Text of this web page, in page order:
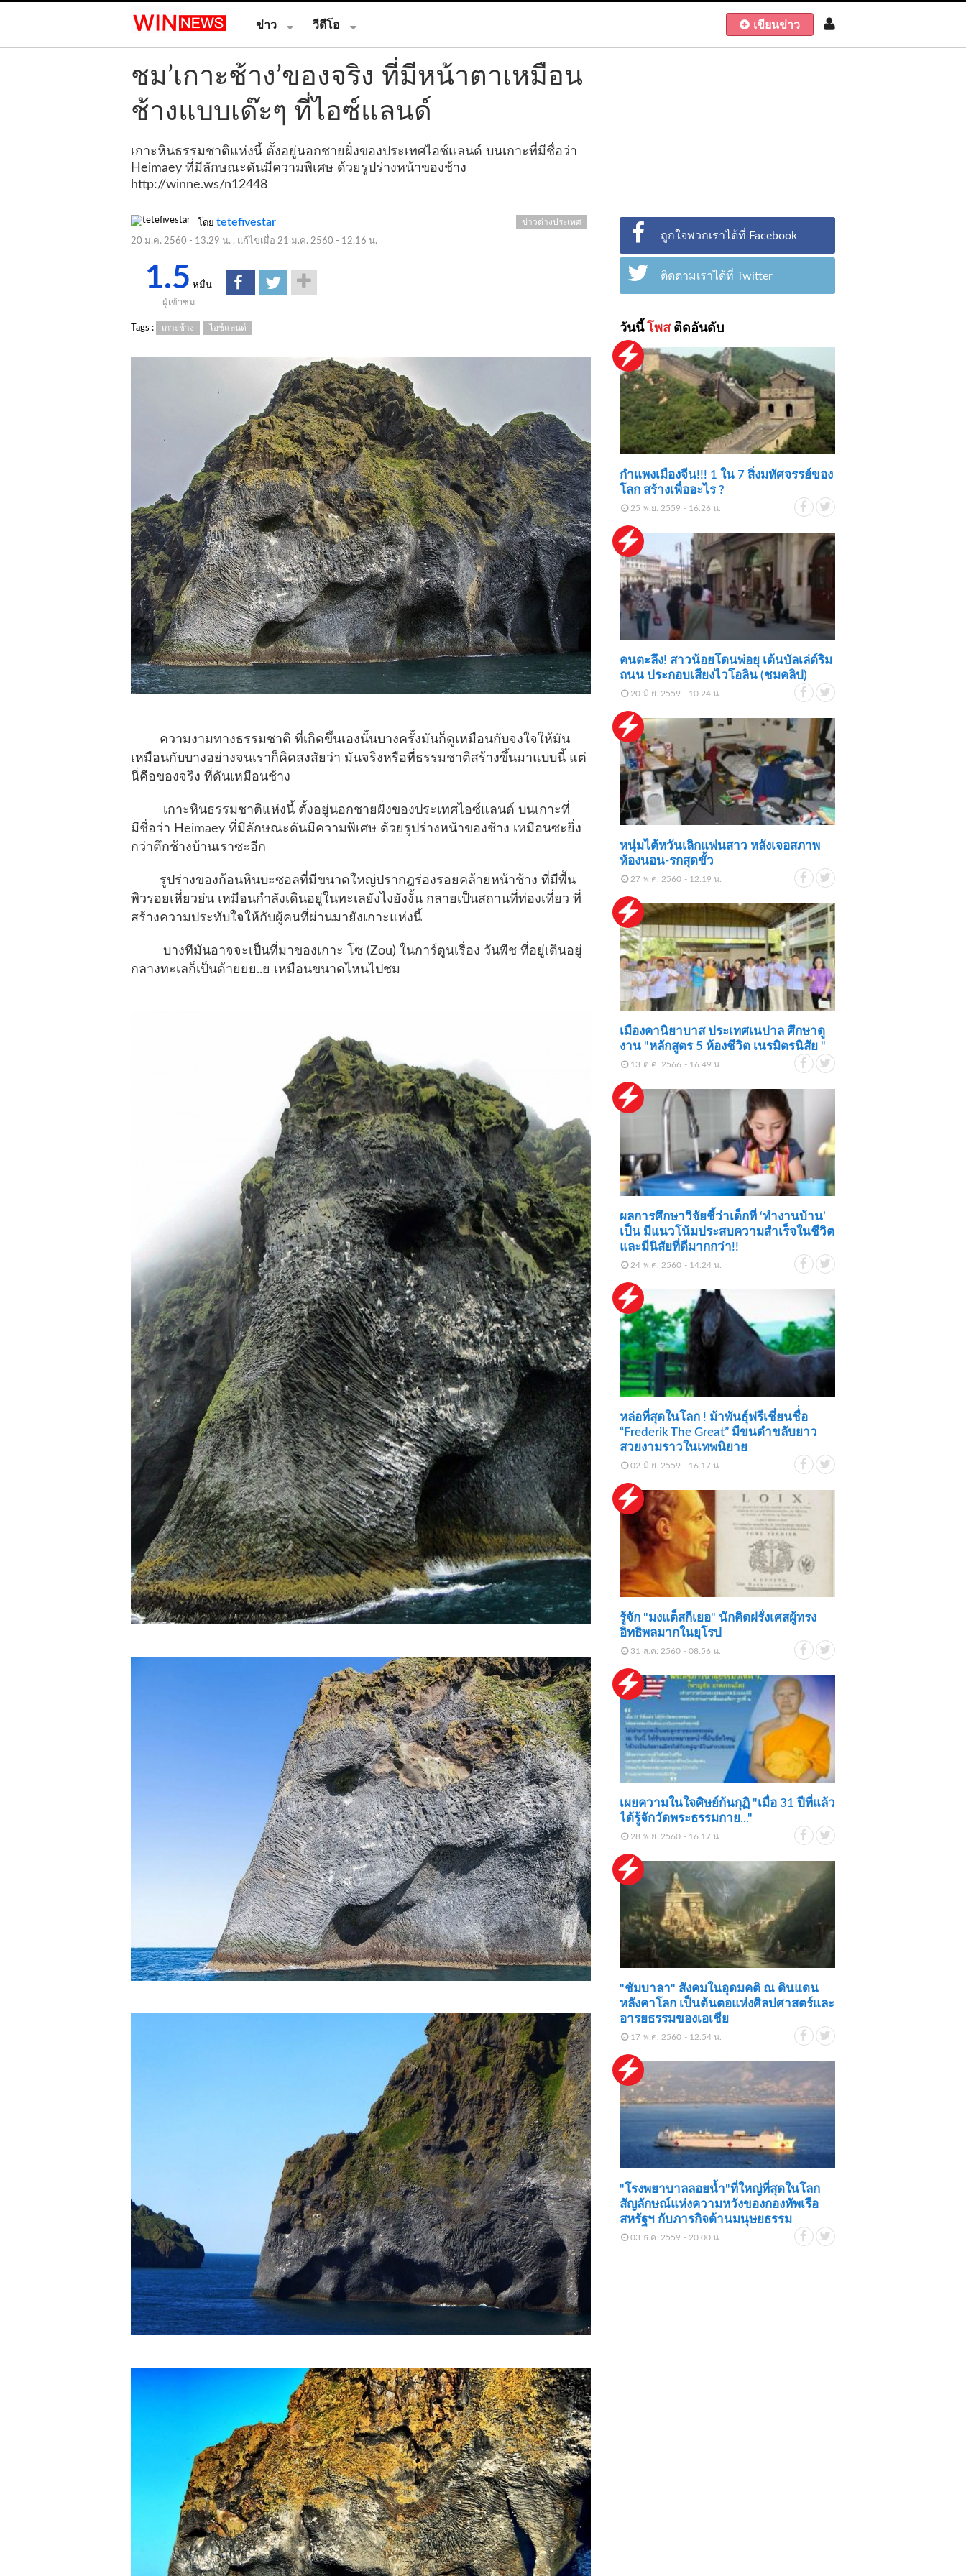
ข่าว วีดีโอ เขียนข่าว
ชม’เกาะช้าง’ของจริง ที่มีหน้าตาเหมือน
ช้างแบบเด๊ะๆ ที่ไอซ์แลนด์
เกาะหินธรรมชาติแห่งนี้ ตั้งอยู่นอกชายฝั่งของประเทศไอซ์แลนด์ บนเกาะที่มีชื่อว่า
Heimaey ที่มีลักษณะดันมีความพิเศษ ด้วยรูปร่างหน้าของช้าง
http://winne.ws/n12448
โดย tetefivestar
20 ม.ค. 2560 - 13.29 น. , แก้ไขเมื่อ 21 ม.ค. 2560 - 12.16 น.
ข่าวต่างประเทศ
1.5 หมื่น
ผู้เข้าชม
Tags : เกาะช้าง ไอซ์แลนด์
ความงามทางธรรมชาติ ที่เกิดขึ้นเองนั้นบางครั้งมันก็ดูเหมือนกับจงใจให้มัน
เหมือนกับบางอย่างจนเราก็คิดสงสัยว่า มันจริงหรือที่ธรรมชาติสร้างขึ้นมาแบบนี้ แต่
นี่คือของจริง ที่ดันเหมือนช้าง
เกาะหินธรรมชาติแห่งนี้ ตั้งอยู่นอกชายฝั่งของประเทศไอซ์แลนด์ บนเกาะที่
มีชื่อว่า Heimaey ที่มีลักษณะดันมีความพิเศษ ด้วยรูปร่างหน้าของช้าง เหมือนซะยิ่ง
กว่าตึกช้างบ้านเราซะอีก
รูปร่างของก้อนหินบะซอลที่มีขนาดใหญ่ปรากฎร่องรอยคล้ายหน้าช้าง ที่มีพื้น
พิวรอยเหี่ยวย่น เหมือนกำลังเดินอยู่ในทะเลยังไงยังงั้น กลายเป็นสถานที่ท่องเที่ยว ที่
สร้างความประทับใจให้กับผู้คนที่ผ่านมายังเกาะแห่งนี้
บางทีมันอาจจะเป็นที่มาของเกาะ โซ (Zou) ในการ์ตูนเรื่อง วันพืช ที่อยู่เดินอยู่
กลางทะเลก็เป็นด้ายยย..ย เหมือนขนาดไหนไปชม
ถูกใจพวกเราได้ที่ Facebook
ติดตามเราได้ที่ Twitter
วันนี้ โพสติดอันดับ
กำแพงเมืองจีน!!! 1 ใน 7 สิ่งมหัศจรรย์ของ
โลก สร้างเพื่ออะไร ?
25 พ.ย. 2559 - 16.26 น.
คนตะลึง! สาวน้อยโดนพ่อยุ เต้นบัลเล่ต์ริม
ถนน ประกอบเสียงไวโอลิน (ชมคลิป)
20 มิ.ย. 2559 - 10.24 น.
หนุ่มไต้หวันเลิกแฟนสาว หลังเจอสภาพ
ห้องนอน-รกสุดขั้ว
27 พ.ค. 2560 - 12.19 น.
เมืองคานิยาบาส ประเทศเนปาล ศึกษาดู
งาน "หลักสูตร 5 ห้องชีวิต เนรมิตรนิสัย "
13 ต.ค. 2566 - 16.49 น.
ผลการศึกษาวิจัยชี้ว่าเด็กที่ ‘ทำงานบ้าน’
เป็น มีแนวโน้มประสบความสำเร็จในชีวิต
และมีนิสัยที่ดีมากกว่า!!
24 พ.ค. 2560 - 14.24 น.
หล่อที่สุดในโลก ! ม้าพันธุ์ฟรีเชี่ยนชื่่อ
“Frederik The Great” มีขนดำขลับยาว
สวยงามราวในเทพนิยาย
02 มิ.ย. 2559 - 16.17 น.
รู้จัก "มงแต็สกีเยอ" นักคิดฝรั่งเศสผู้ทรง
อิทธิพลมากในยุโรป
31 ส.ค. 2560 - 08.56 น.
เผยความในใจศิษย์ก้นกุฏิ "เมื่อ 31 ปีที่แล้ว
ได้รู้จักวัดพระธรรมกาย..."
28 พ.ย. 2560 - 16.17 น.
"ชัมบาลา" สังคมในอุดมคติ ณ ดินแดน
หลังคาโลก เป็นต้นตอแห่งศิลปศาสตร์และ
อารยธรรมของเอเชีย
17 พ.ค. 2560 - 12.54 น.
"โรงพยาบาลลอยน้ำ"ที่ใหญ่ที่สุดในโลก
สัญลักษณ์แห่งความหวังของกองทัพเรือ
สหรัฐฯ กับภารกิจด้านมนุษยธรรม
03 ธ.ค. 2559 - 20.00 น.